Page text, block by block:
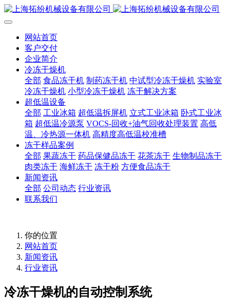
网站首页
客户交付
企业简介
冷冻干燥机
全部 食品冻干机 制药冻干机 中试型冷冻干燥机 实验室
冷冻干燥机 小型冷冻干燥机 冻干解决方案
超低温设备
全部 工业冰箱 超低温拆屏机 立式工业冰箱 卧式工业冰
箱 超低温冷源泵 VOCS-回收+油气回收处理装置 高低
温、冷热源一体机 高精度高低温校准槽
冻干样品案例
全部 果蔬冻干 药品保健品冻干 花茶冻干 生物制品冻干
肉类冻干 海鲜冻干 冻干粉 方便食品冻干
新闻资讯
全部 公司动态 行业资讯
联系我们
你的位置
网站首页
新闻资讯
行业资讯
冷冻干燥机的自动控制系统